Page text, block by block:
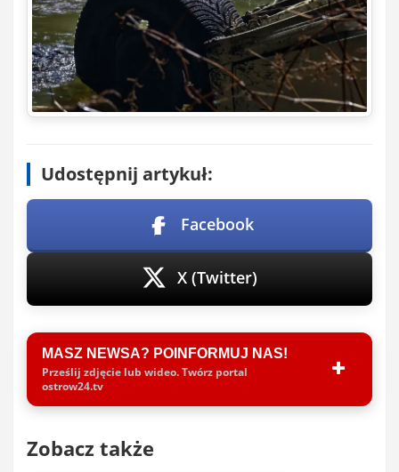
Udostępnij artykuł:
Facebook
X (Twitter)
MASZ NEWSA? POINFORMUJ NAS!
Prześlij zdjęcie lub wideo. Twórz portal
ostrow24.tv
Zobacz także